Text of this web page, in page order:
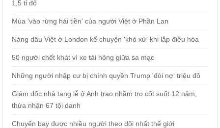
1,5 tỉ đô
Mùa 'vào rừng hái tiền' của người Việt ở Phần Lan
Nàng dâu Việt ở London kể chuyện 'khó xử' khi lắp điều hòa
50 người chết khát vì xe tải hỏng giữa sa mạc
Những người nhập cư bị chính quyền Trump 'đòi nợ' triệu đô
Giám đốc nhà tang lễ ở Anh trao nhầm tro cốt suốt 12 năm,
thừa nhận 67 tội danh
Chuyến bay được nhiều người theo dõi nhất thế giới